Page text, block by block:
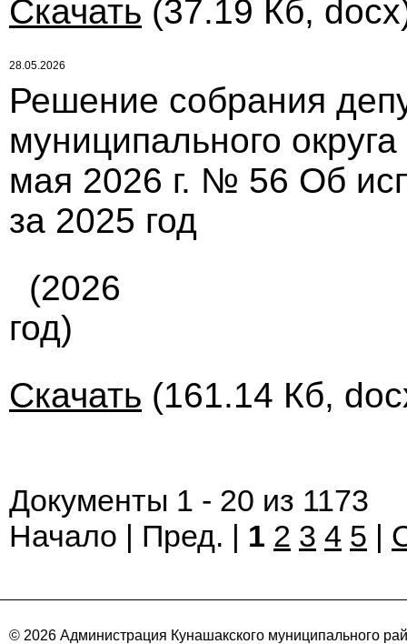
Скачать (37.19 Кб,
28.05.2026
Решение собрания
муниципального
мая 2026 г. № 56 Об
за 2025 год
(2026
год)
Скачать (161.14 Кб,
Документы 1 - 20 из 1173
Начало | Пред. | 1 2 3 4 5 |
© 2026 Администрация Кунашакского муниципального